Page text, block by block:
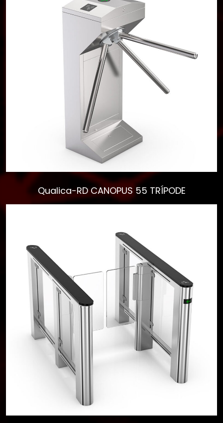
Qualica-RD CANOPUS 55 TRÍPODE